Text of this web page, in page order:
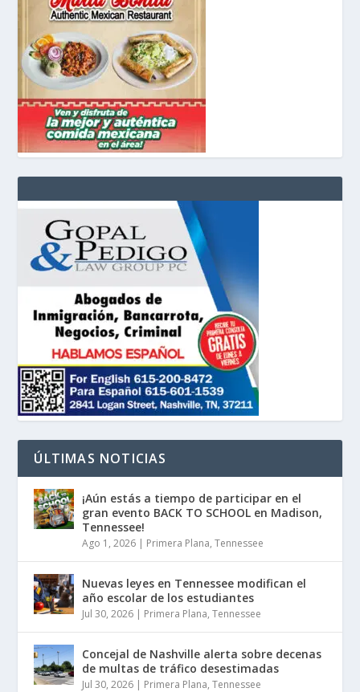
ÚLTIMAS NOTICIAS
¡Aún estás a tiempo de participar en el
gran evento BACK TO SCHOOL en Madison,
Tennessee!
Ago 1, 2026 | Primera Plana,Tennessee
Nuevas leyes en Tennessee modifican el
año escolar de los estudiantes
Jul 30, 2026 | Primera Plana,Tennessee
Concejal de Nashville alerta sobre decenas
de multas de tráfico desestimadas
Jul 30, 2026 | Primera Plana,Tennessee